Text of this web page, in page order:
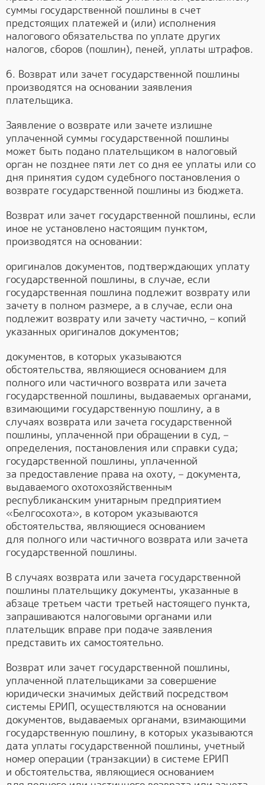
суммы государственной пошлины в счет
предстоящих платежей и (или) исполнения
налогового обязательства по уплате других
налогов, сборов (пошлин), пеней, уплаты штрафов.
6. Возврат или зачет государственной пошлины
производятся на основании заявления
плательщика.
Заявление о возврате или зачете излишне
уплаченной суммы государственной пошлины
может быть подано плательщиком в налоговый
орган не позднее пяти лет со дня ее уплаты или со
дня принятия судом судебного постановления о
возврате государственной пошлины из бюджета.
Возврат или зачет государственной пошлины, если
иное не установлено настоящим пунктом,
производятся на основании:
оригиналов документов, подтверждающих уплату
государственной пошлины, в случае, если
государственная пошлина подлежит возврату или
зачету в полном размере, а в случае, если она
подлежит возврату или зачету частично, – копий
указанных оригиналов документов;
документов, в которых указываются
обстоятельства, являющиеся основанием для
полного или частичного возврата или зачета
государственной пошлины, выдаваемых органами,
взимающими государственную пошлину, а в
случаях возврата или зачета государственной
пошлины, уплаченной при обращении в суд, –
определения, постановления или справки суда;
государственной пошлины, уплаченной
за предоставление права на охоту, – документа,
выдаваемого охотохозяйственным
республиканским унитарным предприятием
«Белгосохота», в котором указываются
обстоятельства, являющиеся основанием
для полного или частичного возврата или зачета
государственной пошлины.
В случаях возврата или зачета государственной
пошлины плательщику документы, указанные в
абзаце третьем части третьей настоящего пункта,
запрашиваются налоговыми органами или
плательщик вправе при подаче заявления
представить их самостоятельно.
Возврат или зачет государственной пошлины,
уплаченной плательщиками за совершение
юридически значимых действий посредством
системы ЕРИП, осуществляются на основании
документов, выдаваемых органами, взимающими
государственную пошлину, в которых указываются
дата уплаты государственной пошлины, учетный
номер операции (транзакции) в системе ЕРИП
и обстоятельства, являющиеся основанием